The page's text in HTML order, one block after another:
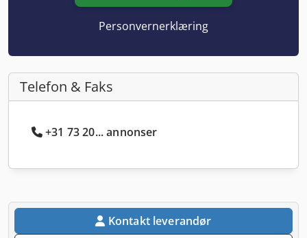
Personvernerklæring
Telefon & Faks
+31 73 20... annonser
Kontakt leverandør